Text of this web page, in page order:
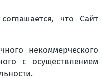
что Сайт
некоммерческого
с осуществлением